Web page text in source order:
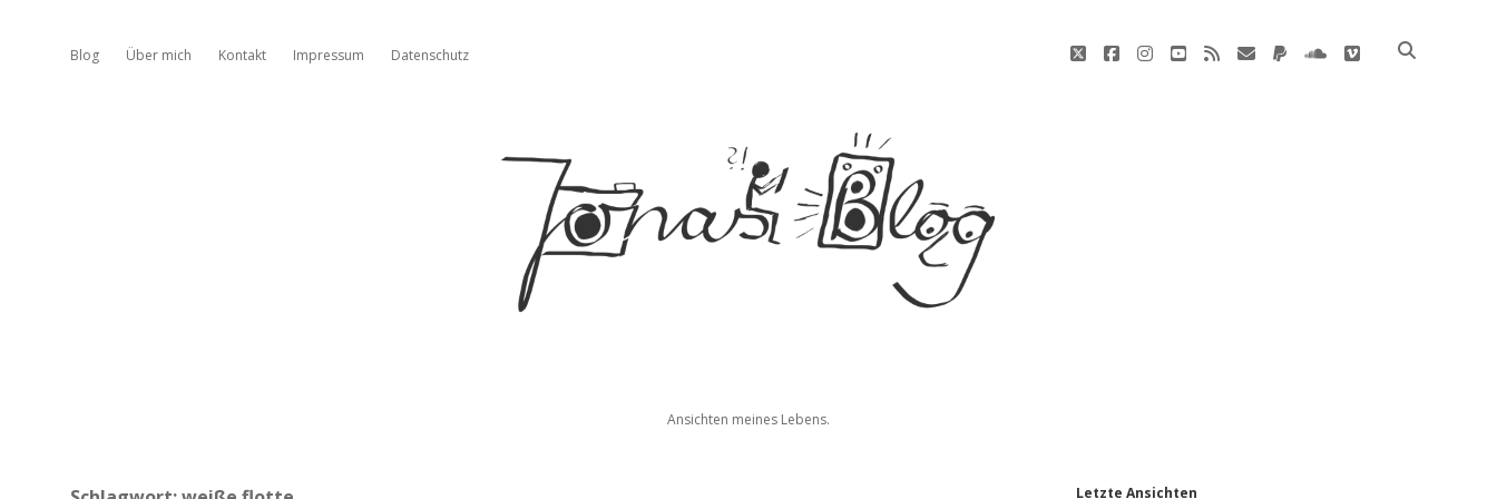
Blog Über mich Kontakt Impressum Datenschutz twitterfacebookinstagram
youtube
rss E-
paypalsoundcloud
vimeo
Jonas'
Ansichten meines Lebens.
Letzte Ansichten